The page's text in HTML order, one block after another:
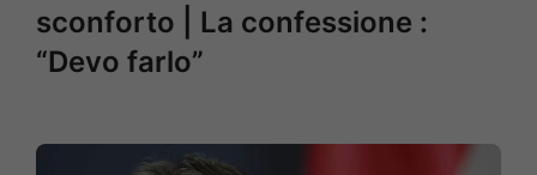
sconforto | La confessione :
“Devo farlo”